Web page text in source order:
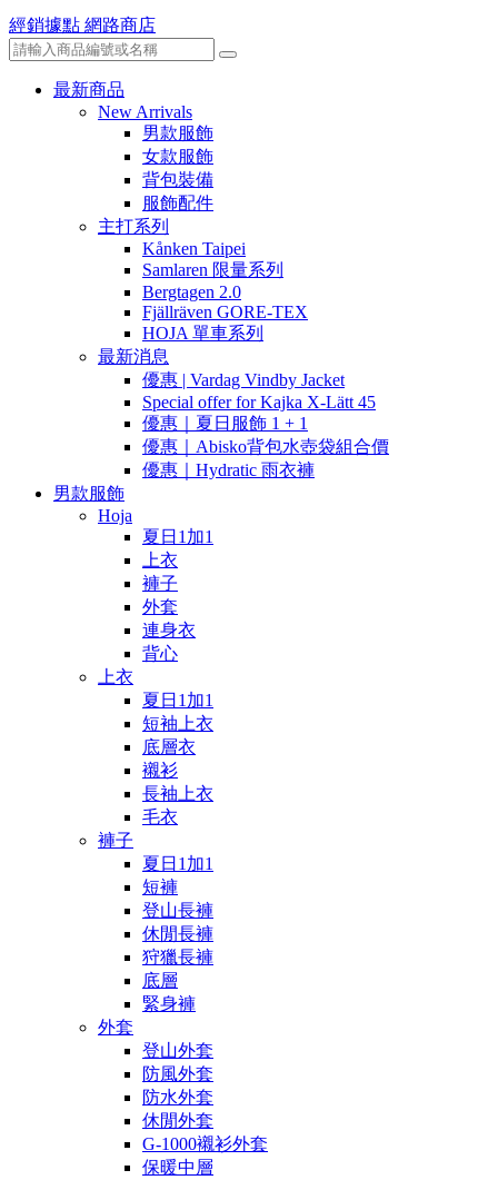
經銷據點 網路商店
最新商品
New Arrivals
男款服飾
女款服飾
背包裝備
服飾配件
主打系列
Kånken Taipei
Samlaren 限量系列
Bergtagen 2.0
Fjällräven GORE-TEX
HOJA 單車系列
最新消息
優惠 | Vardag Vindby Jacket
Special offer for Kajka X-Lätt 45
優惠｜夏日服飾 1 + 1
優惠｜Abisko背包水壺袋組合價
優惠｜Hydratic 雨衣褲
男款服飾
Hoja
夏日1加1
上衣
褲子
外套
連身衣
背心
上衣
夏日1加1
短袖上衣
底層衣
襯衫
長袖上衣
毛衣
褲子
夏日1加1
短褲
登山長褲
休閒長褲
狩獵長褲
底層
緊身褲
外套
登山外套
防風外套
防水外套
休閒外套
G-1000襯衫外套
保暖中層